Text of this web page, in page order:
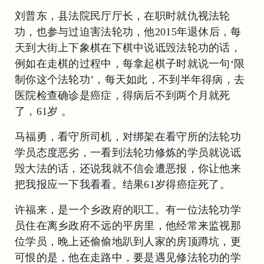
刘普东，县法院民厅厅长，在职时就仇视法轮
功，也参与过迫害法轮功，他2015年退休后，每
天到大街上下象棋在下棋中说诋毁法轮功的话，
例如在走棋的过程中，每拿起棋子时就说一句‘限
制你这个法轮功’，每天如此，不到半年得病，去
医院检查确诊是癌症，得病后不到两个月就死
了，61岁 。
马福勇，看守所司机，对绑架在看守所的法轮功
学员态度恶劣，一看到法轮功修炼的学员就说诋
毁大法的话，还说我就不信会遭恶报，你让他来
把我报应一下我看看。结果61岁得癌症死了。
许福来，是一个乡政府的职工。有一位法轮功学
员住在离乡政府不远的平房里，他经常来监视那
位学员，晚上还偷偷地趴到人家的房顶蹲坑，更
可恨的是，他在走路中，要是遇见修法轮功的学